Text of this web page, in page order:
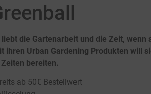
die Gartenarbeit und die Zeit, wenn
ihren Urban Gardening Produkten will
bereiten.
ab 50€ Bestellwert